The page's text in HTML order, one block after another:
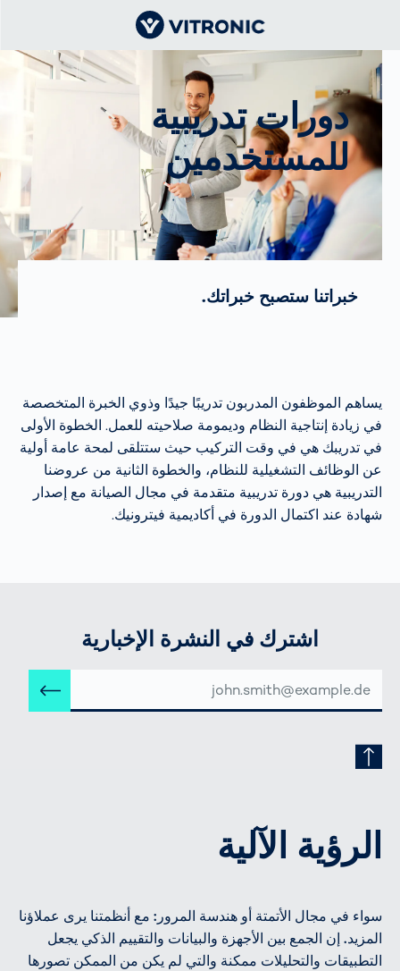
دورات تدريبية
للمستخدمين
خبراتنا ستصبح خبراتك.
يساهم الموظفون المدربون تدريبًا جيدًا وذوي الخبرة المتخصصة
في زيادة إنتاجية النظام وديمومة صلاحيته للعمل. الخطوة الأولى
في تدريبك هي في وقت التركيب حيث ستتلقى لمحة عامة أولية
عن الوظائف التشغيلية للنظام، والخطوة الثانية من عروضنا
التدريبية هي دورة تدريبية متقدمة في مجال الصيانة مع إصدار
شهادة عند اكتمال الدورة في أكاديمية فيترونيك.
اشترك في النشرة الإخبارية
البريد
الإلكتروني
الرؤية الآلية
سواء في مجال الأتمتة أو هندسة المرور: مع أنظمتنا يرى عملاؤنا
المزيد. إن الجمع بين الأجهزة والبيانات والتقييم الذكي يجعل
التطبيقات والتحليلات ممكنة والتي لم يكن من الممكن تصورها